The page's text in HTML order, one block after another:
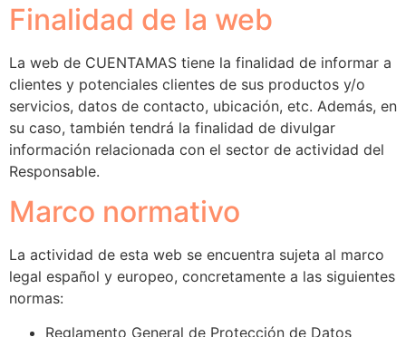
Finalidad de la web
La web de CUENTAMAS tiene la finalidad de informar a
clientes y potenciales clientes de sus productos y/o
servicios, datos de contacto, ubicación, etc. Además, en
su caso, también tendrá la finalidad de divulgar
información relacionada con el sector de actividad del
Responsable.
Marco normativo
La actividad de esta web se encuentra sujeta al marco
legal español y europeo, concretamente a las siguientes
normas:
Reglamento General de Protección de Datos